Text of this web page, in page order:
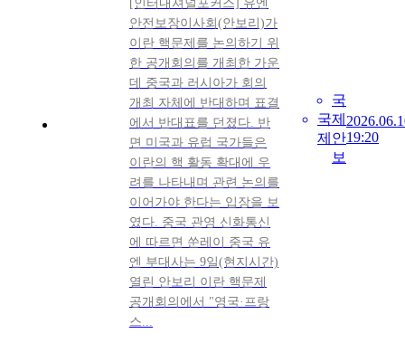
[인터내셔널포커스] 유엔
안전보장이사회(안보리)가
이란 핵문제를 논의하기 위
한 공개회의를 개최한 가운
데 중국과 러시아가 회의
개최 자체에 반대하며 표결
에서 반대표를 던졌다. 반
면 미국과 유럽 국가들은
이란의 핵 활동 확대에 우
려를 나타내며 관련 논의를
이어가야 한다는 입장을 보
였다. 중국 관영 신화통신
에 따르면 쑨레이 중국 유
엔 부대사는 9일(현지시간)
열린 안보리 이란 핵문제
공개회의에서 "영국·프랑
스...
국
제
국
제
안
보
19:20